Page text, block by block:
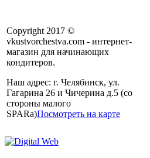
Copyright 2017 ©
vkustvorchestva.com - интернет-
магазин для начинающих
кондитеров.
Наш адрес: г. Челябинск, ул.
Гагарина 26 и Чичерина д.5 (со
стороны малого
SPARa)Посмотреть на карте